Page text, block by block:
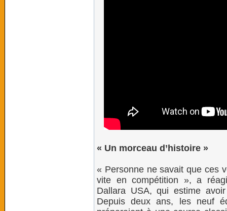
« Un morceau d’histoire »
« Personne ne savait que ces
vite en compétition », a
Dallara USA, qui estime
Depuis deux ans, les neuf